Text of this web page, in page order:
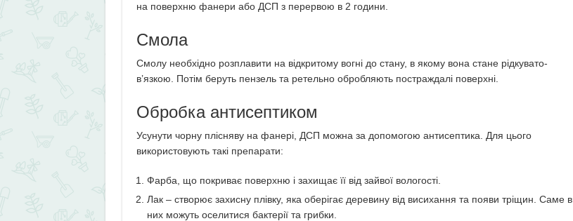
на поверхню фанери або ДСП з перервою в 2 години.
Смола
Смолу необхідно розплавити на відкритому вогні до стану, в якому вона стане рідкувато-
в’язкою. Потім беруть пензель та ретельно обробляють постраждалі поверхні.
Обробка антисептиком
Усунути чорну плісняву на фанері, ДСП можна за допомогою антисептика. Для цього
використовують такі препарати:
Фарба, що покриває поверхню і захищає її від зайвої вологості.
Лак – створює захисну плівку, яка оберігає деревину від висихання та появи тріщин. Саме в
них можуть оселитися бактерії та грибки.